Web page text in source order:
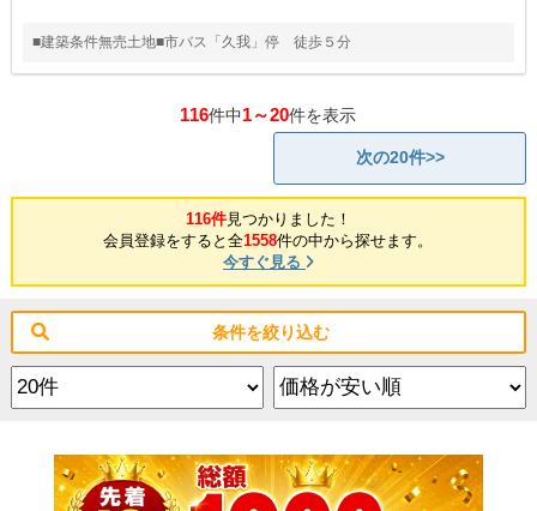
■建築条件無売土地■市バス「久我」停 徒歩５分
116件中1～20件を表示
次の20件>>
116件見つかりました！
会員登録をすると全1558件の中から探せます。
今すぐ見る
条件を絞り込む